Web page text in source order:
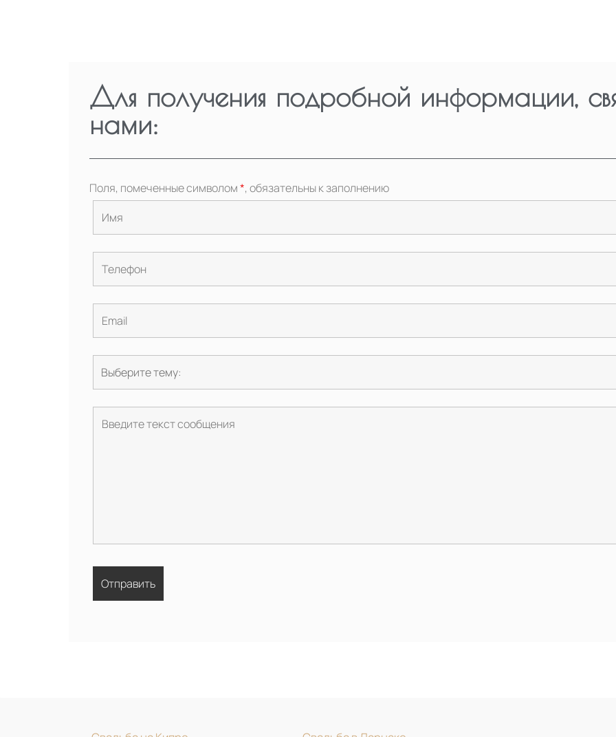
Для получения подробной информации,
нами:
Поля, помеченные символом*, обязательны к заполнению